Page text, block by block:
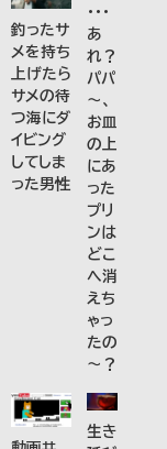
釣ったサ
メを持ち
上げたら
サメの待
つ海にダ
イビング
してしま
った男性
・・・
あ
れ？
パパ
～、
お皿
の上
にあ
った
プリ
ンは
どこ
へ消
えち
ゃっ
たの
～？
生き